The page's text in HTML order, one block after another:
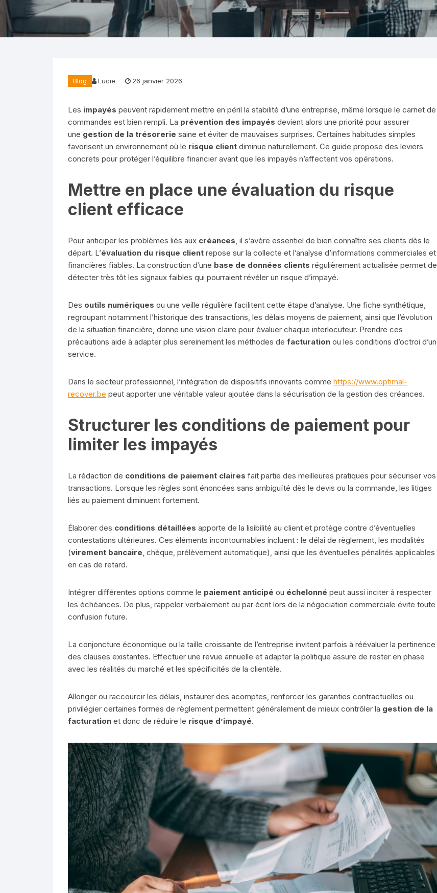
Blog Lucie 26 janvier 2026
Les impayés peuvent rapidement mettre en péril la stabilité d’une entreprise, même lorsque le carnet de
commandes est bien rempli. La prévention des impayés devient alors une priorité pour assurer
une gestion de la trésorerie saine et éviter de mauvaises surprises. Certaines habitudes simples
favorisent un environnement où le risque client diminue naturellement. Ce guide propose des leviers
concrets pour protéger l’équilibre financier avant que les impayés n’affectent vos opérations.
Mettre en place une évaluation du risque
client efficace
Pour anticiper les problèmes liés aux créances, il s’avère essentiel de bien connaître ses clients dès le
départ. L’évaluation du risque client repose sur la collecte et l’analyse d’informations commerciales et
financières fiables. La construction d’une base de données clients régulièrement actualisée permet de
détecter très tôt les signaux faibles qui pourraient révéler un risque d’impayé.
Des outils numériques ou une veille régulière facilitent cette étape d’analyse. Une fiche synthétique,
regroupant notamment l’historique des transactions, les délais moyens de paiement, ainsi que l’évolution
de la situation financière, donne une vision claire pour évaluer chaque interlocuteur. Prendre ces
précautions aide à adapter plus sereinement les méthodes de facturation ou les conditions d’octroi d’un
service.
Dans le secteur professionnel, l’intégration de dispositifs innovants comme https://www.optimal-
recover.be peut apporter une véritable valeur ajoutée dans la sécurisation de la gestion des créances.
Structurer les conditions de paiement pour
limiter les impayés
La rédaction de conditions de paiement claires fait partie des meilleures pratiques pour sécuriser vos
transactions. Lorsque les règles sont énoncées sans ambiguïté dès le devis ou la commande, les litiges
liés au paiement diminuent fortement.
Élaborer des conditions détaillées apporte de la lisibilité au client et protège contre d’éventuelles
contestations ultérieures. Ces éléments incontournables incluent : le délai de règlement, les modalités
(virement bancaire, chèque, prélèvement automatique), ainsi que les éventuelles pénalités applicables
en cas de retard.
Intégrer différentes options comme le paiement anticipé ou échelonné peut aussi inciter à respecter
les échéances. De plus, rappeler verbalement ou par écrit lors de la négociation commerciale évite toute
confusion future.
La conjoncture économique ou la taille croissante de l’entreprise invitent parfois à réévaluer la pertinence
des clauses existantes. Effectuer une revue annuelle et adapter la politique assure de rester en phase
avec les réalités du marché et les spécificités de la clientèle.
Allonger ou raccourcir les délais, instaurer des acomptes, renforcer les garanties contractuelles ou
privilégier certaines formes de règlement permettent généralement de mieux contrôler la gestion de la
facturation et donc de réduire le risque d’impayé.